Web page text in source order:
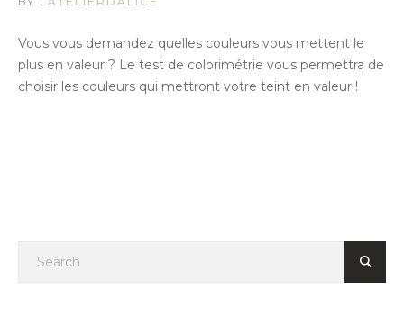
Vous vous demandez quelles couleurs vous mettent le
plus en valeur ? Le test de colorimétrie vous permettra de
choisir les couleurs qui mettront votre teint en valeur !